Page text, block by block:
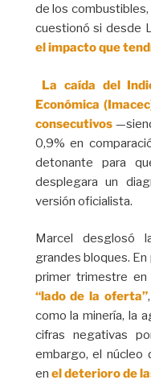
de los
cuestionó si desde
el impacto que
La caída del
Económica
consecutivos
0,9% en
detonante para
desplegara un
versión oficialista.
Marcel desglosó
grandes bloques.
primer trimestre
“lado de la oferta”
como la minería, la
cifras negativas
embargo, el núcleo
en el deterioro de